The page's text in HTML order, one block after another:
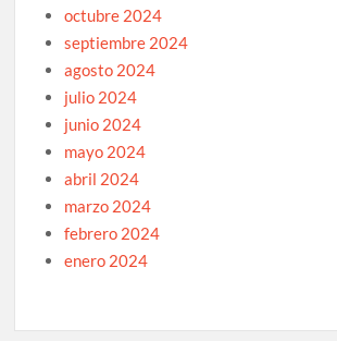
octubre 2024
septiembre 2024
agosto 2024
julio 2024
junio 2024
mayo 2024
abril 2024
marzo 2024
febrero 2024
enero 2024